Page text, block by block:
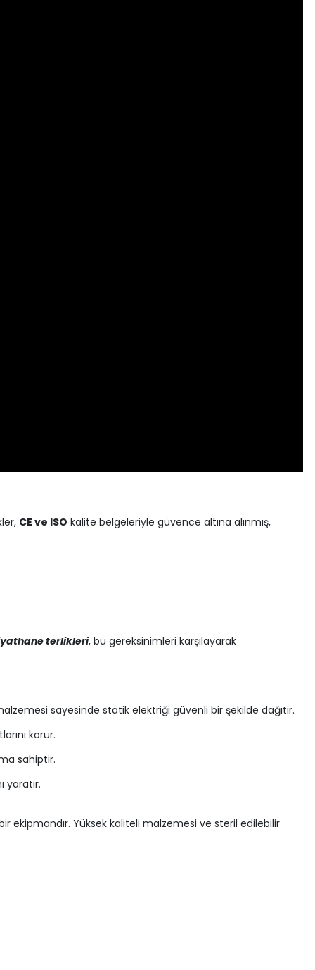
CE ve ISO kalite belgeleriyle güvence altına alınmış,
terlikleri, bu gereksinimleri karşılayarak
sayesinde statik elektriği güvenli bir şekilde dağıtır.
korur.
sahiptir.
yaratır.
ekipmandır. Yüksek kaliteli malzemesi ve steril edilebilir